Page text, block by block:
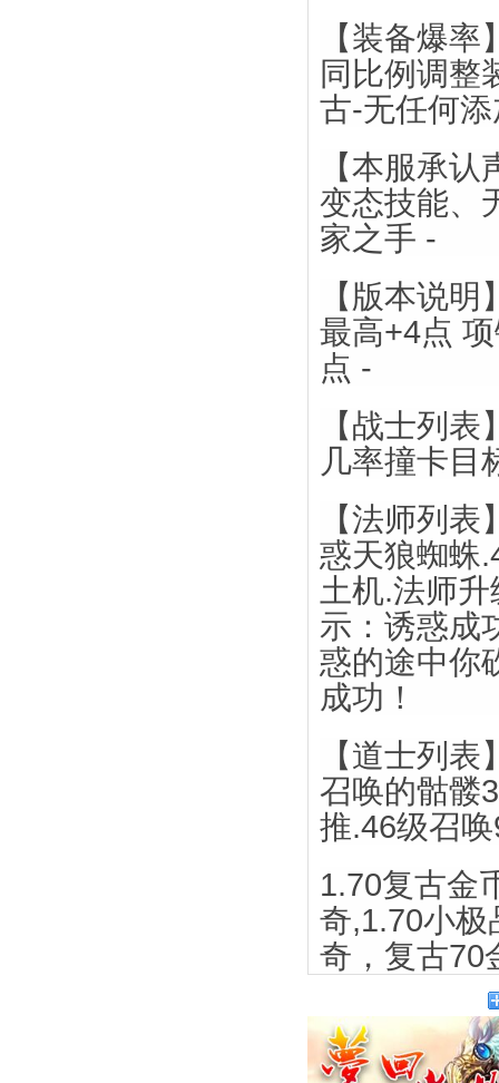
【装备爆
同比例调整
古-无任何
【本服承
变态技能、
家之手 -
【版本说
最高+4点
点 -
【战士列
几率撞卡目
【法师列
惑天狼蜘蛛
土机.法师
示：诱惑成
惑的途中你
成功！
【道士列
召唤的骷髅
推.46级召
1.70复古金
奇,1.70小极
奇，复古70